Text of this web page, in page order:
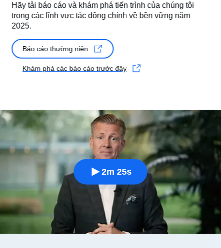
Hãy tải báo cáo và khám phá tiến trình của chúng tôi
trong các lĩnh vực tác động chính về bền vững năm
2025.
Báo cáo thường niên
Khám phá các báo cáo trước đây
2m 25s